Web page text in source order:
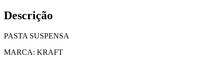
Descrição
PASTA SUSPENSA
MARCA: KRAFT